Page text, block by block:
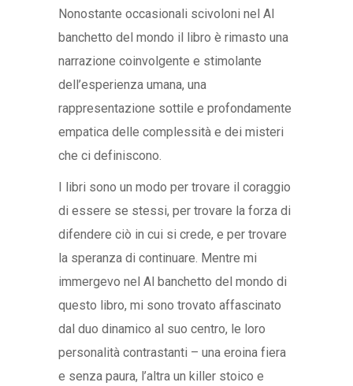
Nonostante occasionali scivoloni nel Al
banchetto del mondo il libro è rimasto una
narrazione coinvolgente e stimolante
dell’esperienza umana, una
rappresentazione sottile e profondamente
empatica delle complessità e dei misteri
che ci definiscono.
I libri sono un modo per trovare il coraggio
di essere se stessi, per trovare la forza di
difendere ciò in cui si crede, e per trovare
la speranza di continuare. Mentre mi
immergevo nel Al banchetto del mondo di
questo libro, mi sono trovato affascinato
dal duo dinamico al suo centro, le loro
personalità contrastanti – una eroina fiera
e senza paura, l’altra un killer stoico e